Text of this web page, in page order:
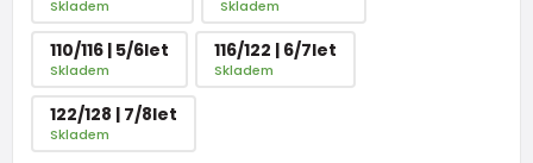
Skladem Skladem
110/116 | 5/6let
Skladem
116/122 | 6/7let
Skladem
122/128 | 7/8let
Skladem